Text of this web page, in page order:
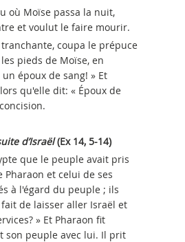
où Moïse passa la nuit,
et voulut le faire mourir.
coupa le prépuce
pieds de Moïse, en
époux de sang! » Et
qu'elle dit: « Époux de
d’Israël (Ex 14, 5-14)
que le peuple avait pris
et celui de ses
à l'égard du peuple ; ils
de laisser aller Israël et
» Et Pharaon fit
son peuple avec lui. Il prit